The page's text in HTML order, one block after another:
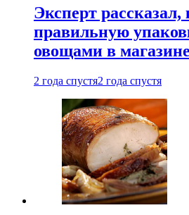
Эксперт
правильную
овощами в магазине
2 года спустя2 года спустя